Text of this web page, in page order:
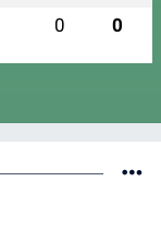
0 0